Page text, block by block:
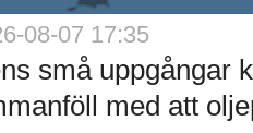
08-07 17:35
små uppgångar
med att